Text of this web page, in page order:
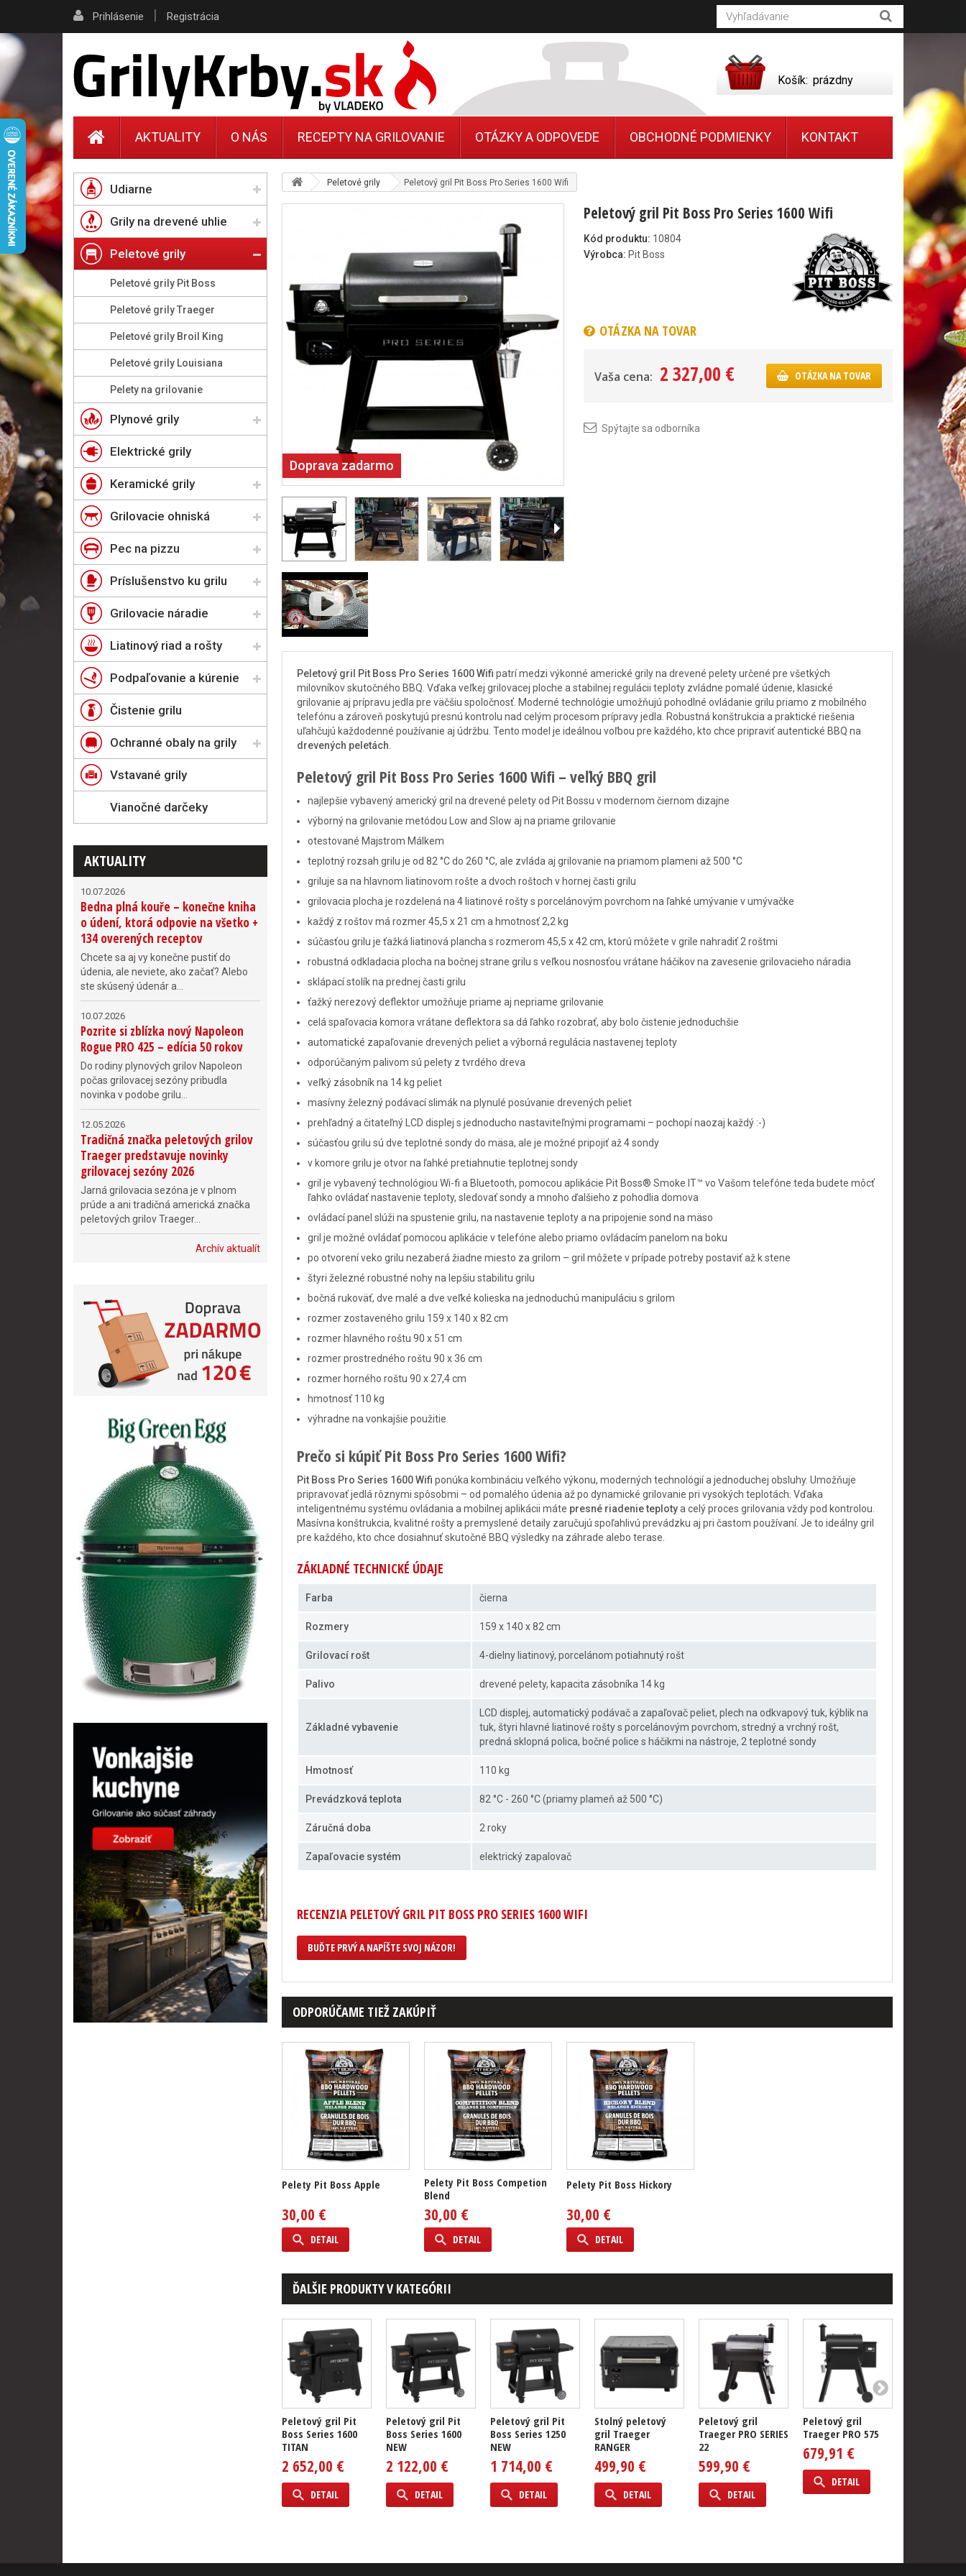
Peletové grily Peletový gril Pit Boss Pro Series 1600 Wifi
Doprava zadarmo
Peletový gril Pit Boss Pro Series 1600 Wifi
Kód produktu: 10804
Výrobca: Pit Boss
OTÁZKA NA TOVAR
Vaša cena: 2 327,00 € OTÁZKA NA TOVAR
Spýtajte sa odborníka
Peletový gril Pit Boss Pro Series 1600 Wifi patrí medzi výkonné americké grily na drevené pelety určené pre všetkých
milovníkov skutočného BBQ. Vďaka veľkej grilovacej ploche a stabilnej regulácii teploty zvládne pomalé údenie, klasické
grilovanie aj prípravu jedla pre väčšiu spoločnosť. Moderné technológie umožňujú pohodlné ovládanie grilu priamo z mobilného
telefónu a zároveň poskytujú presnú kontrolu nad celým procesom prípravy jedla. Robustná konštrukcia a praktické riešenia
uľahčujú každodenné používanie aj údržbu. Tento model je ideálnou voľbou pre každého, kto chce pripraviť autentické BBQ na
drevených peletách
Peletový gril Pit Boss Pro Series 1600 Wifi – veľký BBQ gril
najlepšie vybavený americký gril na drevené pelety od Pit Bossu v modernom čiernom dizajne
výborný na grilovanie metódou Low and Slow aj na priame grilovanie
otestované Majstrom Málkem
teplotný rozsah grilu je od 82 °C do 260 °C, ale zvláda aj grilovanie na priamom plameni až 500 °C
griluje sa na hlavnom liatinovom rošte a dvoch roštoch v hornej časti grilu
grilovacia plocha je rozdelená na 4 liatinové rošty s porcelánovým povrchom na ľahké umývanie v umývačke
každý z roštov má rozmer 45,5 x 21 cm a hmotnosť 2,2 kg
súčasťou grilu je ťažká liatinová plancha s rozmerom 45,5 x 42 cm, ktorú môžete v grile nahradiť 2 roštmi
robustná odkladacia plocha na bočnej strane grilu s veľkou nosnosťou vrátane háčikov na zavesenie grilovacieho náradia
sklápací stolík na prednej časti grilu
ťažký nerezový deflektor umožňuje priame aj nepriame grilovanie
celá spaľovacia komora vrátane deflektora sa dá ľahko rozobrať, aby bolo čistenie jednoduchšie
automatické zapaľovanie drevených peliet a výborná regulácia nastavenej teploty
odporúčaným palivom sú pelety z tvrdého dreva
veľký zásobník na 14 kg peliet
masívny železný podávací slimák na plynulé posúvanie drevených peliet
prehľadný a čitateľný LCD displej s jednoducho nastaviteľnými programami – pochopí naozaj každý :-)
súčasťou grilu sú dve teplotné sondy do mäsa, ale je možné pripojiť až 4 sondy
v komore grilu je otvor na ľahké pretiahnutie teplotnej sondy
gril je vybavený technológiou Wi-fi a Bluetooth, pomocou aplikácie Pit Boss® Smoke IT™ vo Vašom telefóne teda budete môcť
ľahko ovládať nastavenie teploty, sledovať sondy a mnoho ďalšieho z pohodlia domova
ovládací panel slúži na spustenie grilu, na nastavenie teploty a na pripojenie sond na mäso
gril je možné ovládať pomocou aplikácie v telefóne alebo priamo ovládacím panelom na boku
po otvorení veko grilu nezaberá žiadne miesto za grilom – gril môžete v prípade potreby postaviť až k stene
štyri železné robustné nohy na lepšiu stabilitu grilu
bočná rukoväť, dve malé a dve veľké kolieska na jednoduchú manipuláciu s grilom
rozmer zostaveného grilu 159 x 140 x 82 cm
rozmer hlavného roštu 90 x 51 cm
rozmer prostredného roštu 90 x 36 cm
rozmer horného roštu 90 x 27,4 cm
hmotnosť 110 kg
výhradne na vonkajšie použitie
Prečo si kúpiť Pit Boss Pro Series 1600 Wifi?
Pit Boss Pro Series 1600 Wifi ponúka kombináciu veľkého výkonu, moderných technológií a jednoduchej obsluhy. Umožňuje
pripravovať jedlá rôznymi spôsobmi – od pomalého údenia až po dynamické grilovanie pri vysokých teplotách. Vďaka
inteligentnému systému ovládania a mobilnej aplikácii máte presné riadenie teplotya celý proces grilovania vždy pod kontrolou.
Masívna konštrukcia, kvalitné rošty a premyslené detaily zaručujú spoľahlivú prevádzku aj pri častom používaní. Je to ideálny gril
pre každého, kto chce dosiahnuť skutočné BBQ výsledky na záhrade alebo terase.
ZÁKLADNÉ TECHNICKÉ ÚDAJE
Farba čierna
Rozmery 159 x 140 x 82 cm
Grilovací rošt 4-dielny liatinový, porcelánom potiahnutý rošt
Palivo drevené pelety, kapacita zásobníka 14 kg
Základné vybavenie
LCD displej, automatický podávač a zapaľovač peliet, plech na odkvapový tuk, kýblik na
tuk, štyri hlavné liatinové rošty s porcelánovým povrchom, stredný a vrchný rošt,
predná sklopná polica, bočné police s háčikmi na nástroje, 2 teplotné sondy
Hmotnosť 110 kg
Prevádzková teplota 82 °C - 260 °C (priamy plameň až 500 °C)
Záručná doba 2 roky
Zapaľovacie systém elektrický zapalovač
RECENZIA PELETOVÝ GRIL PIT BOSS PRO SERIES 1600 WIFI
BUĎTE PRVÝ A NAPÍŠTE SVOJ NÁZOR!
ODPORÚČAME TIEŽ ZAKÚPIŤ
Pelety Pit Boss Apple
30,00 €
DETAIL
Pelety Pit Boss Competion
Blend
30,00 €
DETAIL
Pelety Pit Boss Hickory
30,00 €
DETAIL
ĎALŠIE PRODUKTY V KATEGÓRII
Peletový gril Pit
Boss Series 1600
TITAN
2 652,00 €
DETAIL
Peletový gril Pit
Boss Series 1600
NEW
2 122,00 €
DETAIL
Peletový gril Pit
Boss Series 1250
NEW
1 714,00 €
DETAIL
Stolný peletový
gril Traeger
RANGER
499,90 €
DETAIL
Peletový gril
Traeger PRO SERIES
22
599,90 €
DETAIL
Peletový gril
Traeger PRO 575
679,91 €
DETAIL
Udiarne
Grily na drevené uhlie
Peletové grily
Peletové grily Pit Boss
Peletové grily Traeger
Peletové grily Broil King
Peletové grily Louisiana
Pelety na grilovanie
Plynové grily
Elektrické grily
Keramické grily
Grilovacie ohniská
Pec na pizzu
Príslušenstvo ku grilu
Grilovacie náradie
Liatinový riad a rošty
Podpaľovanie a kúrenie
Čistenie grilu
Ochranné obaly na grily
Vstavané grily
Vianočné darčeky
AKTUALITY
10.07.2026
Bedna plná kouře – konečne kniha
o údení, ktorá odpovie na všetko +
134 overených receptov
Chcete sa aj vy konečne pustiť do
údenia, ale neviete, ako začať? Alebo
ste skúsený údenár a...
10.07.2026
Pozrite si zblízka nový Napoleon
Rogue PRO 425 – edícia 50 rokov
Do rodiny plynových grilov Napoleon
počas grilovacej sezóny pribudla
novinka v podobe grilu...
12.05.2026
Tradičná značka peletových grilov
Traeger predstavuje novinky
grilovacej sezóny 2026
Jarná grilovacia sezóna je v plnom
prúde a ani tradičná americká značka
peletových grilov Traeger...
Archív aktualít
Prihlásenie | Registrácia
Košík: prázdny
AKTUALITY O NÁS RECEPTY NA GRILOVANIE OTÁZKY A ODPOVEDE OBCHODNÉ PODMIENKY KONTAKT